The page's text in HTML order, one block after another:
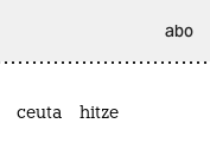
abo
ceuta hitze